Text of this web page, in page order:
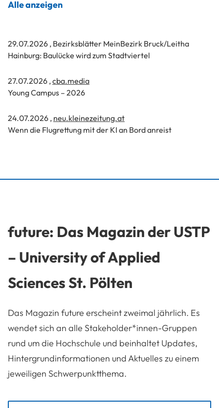
Alle anzeigen
29.07.2026 , Bezirksblätter MeinBezirk Bruck/Leitha
Hainburg: Baulücke wird zum Stadtviertel
27.07.2026 ,cba.media
Young Campus – 2026
24.07.2026 , neu.kleinezeitung.at
Wenn die Flugrettung mit der KI an Bord anreist
future: Das Magazin der USTP
– University of Applied
Sciences St. Pölten
Das Magazin future erscheint zweimal jährlich. Es
wendet sich an alle Stakeholder*innen-Gruppen
rund um die Hochschule und beinhaltet Updates,
Hintergrundinformationen und Aktuelles zu einem
jeweiligen Schwerpunktthema.